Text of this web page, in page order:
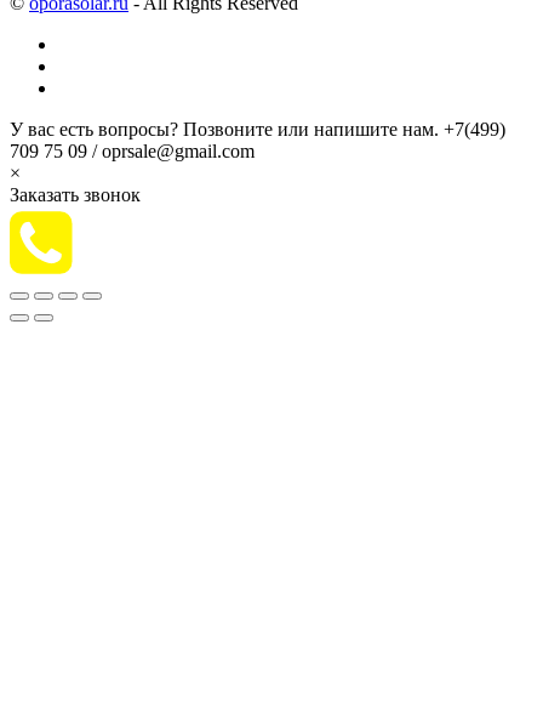
У вас есть вопросы? Позвоните или напишите нам. +7(499)
709 75 09 / oprsale@gmail.com
×
Заказать звонок